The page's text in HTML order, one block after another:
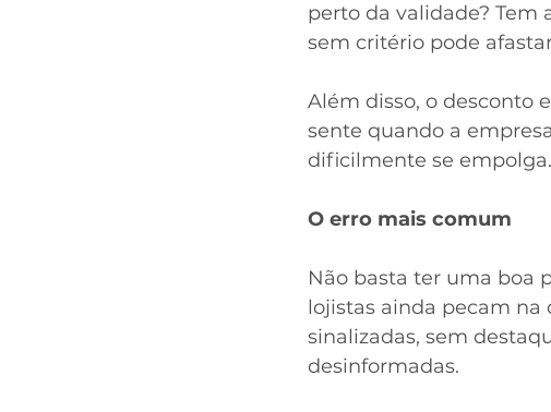
perto da validade? Tem
sem critério pode
Além disso, o desconto
sente quando a
dificilmente se empolga.
O erro mais comum
Não basta ter uma boa
lojistas ainda pecam
sinalizadas, sem
desinformadas.